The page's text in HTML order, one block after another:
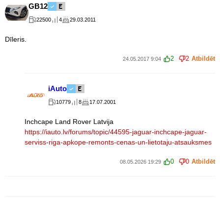
GB12
22500 4 29.03.2011
Dīleris.
24.05.2017 9:04 2 2 Atbildēt
iAuto
10779 8 17.07.2001
Inchcape Land Rover Latvija
https://iauto.lv/forums/topic/44595-jaguar-inchcape-jaguar-
serviss-riga-apkope-remonts-cenas-un-lietotaju-atsauksmes
08.05.2026 19:29 0 0 Atbildēt